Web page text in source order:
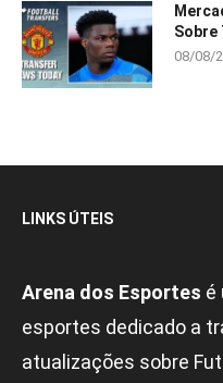
Sobre
08/08/
LINKS ÚTEIS
Arena dos Esportes é
esportes dedicado a
atualizações sobre